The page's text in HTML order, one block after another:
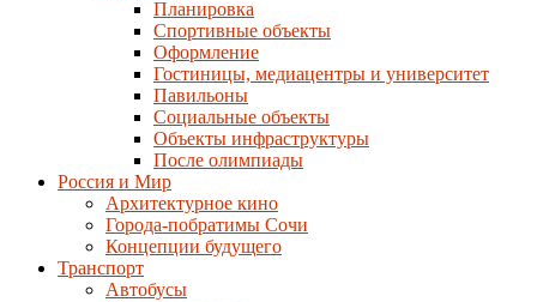
Планировка
Спортивные объекты
Оформление
Гостиницы, медиацентры и университет
Павильоны
Социальные объекты
Объекты инфраструктуры
После олимпиады
Россия и Мир
Архитектурное кино
Города-побратимы Сочи
Концепции будущего
Транспорт
Автобусы